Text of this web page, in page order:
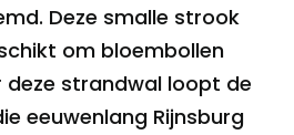
Deze smalle strook
om bloembollen
deze strandwal loopt de
eeuwenlang Rijnsburg